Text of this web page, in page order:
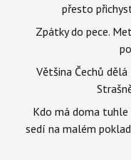
přesto
Zpátky do pece.
Většina Čechů
Kdo má doma tuhle
sedí na malém